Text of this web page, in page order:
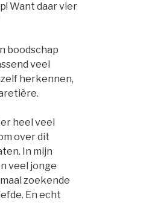
Want daar vier
boodschap
veel
herkennen,
heel veel
over dit
In mijn
veel jonge
zoekende
En echt